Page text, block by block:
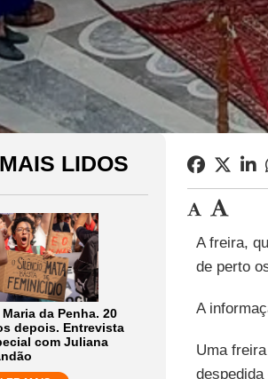
MAIS LIDOS
Maria da Penha. 20
depois. Entrevista
com Juliana
A freira,
de perto
A
Uma
despedida